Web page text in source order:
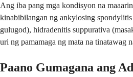
Ang iba pang mga kondisyon na
kinabibilangan ng ankylosing
gulugod), hidradenitis suppurativa
uri ng pamamaga ng mata na tinatawag
Paano Gumagana ang